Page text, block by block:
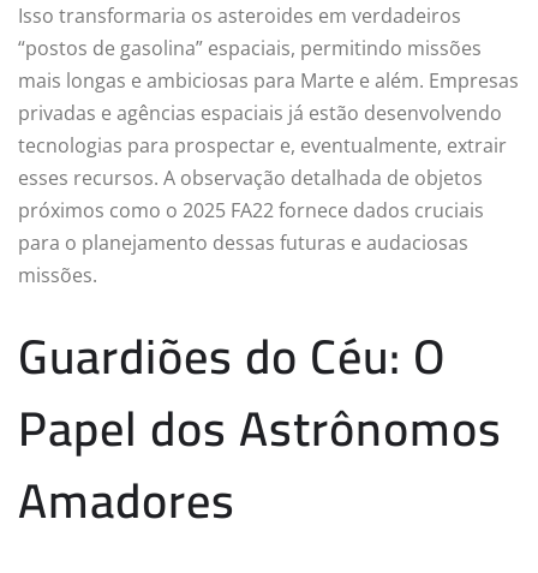
Isso transformaria os asteroides em verdadeiros
“postos de gasolina” espaciais, permitindo missões
mais longas e ambiciosas para Marte e além. Empresas
privadas e agências espaciais já estão desenvolvendo
tecnologias para prospectar e, eventualmente, extrair
esses recursos. A observação detalhada de objetos
próximos como o 2025 FA22 fornece dados cruciais
para o planejamento dessas futuras e audaciosas
missões.
Guardiões do Céu: O
Papel dos Astrônomos
Amadores